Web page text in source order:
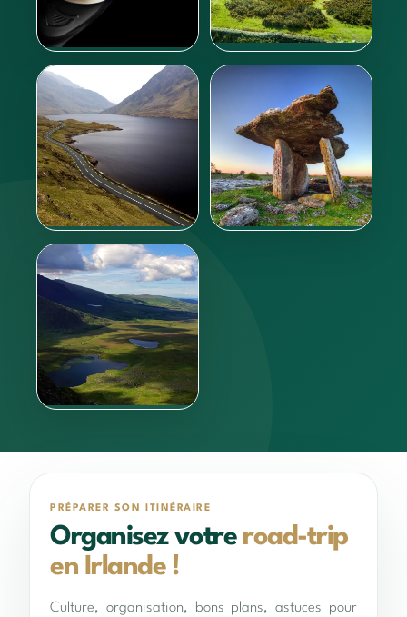
Que boire ?
En savoir plus
Excursions & Billets
En savoir plus
Se déplacer
En savoir plus
PRÉPARER SON ITINÉRAIRE
Organisez votre road-trip
en Irlande !
Culture, organisation, bons plans, astuces pour